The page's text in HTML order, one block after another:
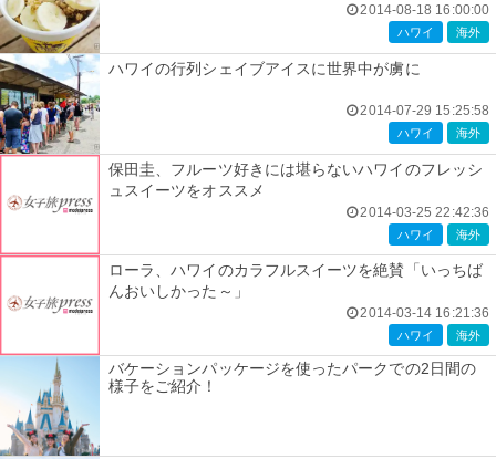
2014-08-18 16:00:00
ハワイ 海外
ハワイの行列シェイブアイスに世界中が虜に
2014-07-29 15:25:58
ハワイ 海外
保田圭、フルーツ好きには堪らないハワイのフレッシ
ュスイーツをオススメ
2014-03-25 22:42:36
ハワイ 海外
ローラ、ハワイのカラフルスイーツを絶賛「いっちば
んおいしかった～」
2014-03-14 16:21:36
ハワイ 海外
バケーションパッケージを使ったパークでの2日間の
様子をご紹介！